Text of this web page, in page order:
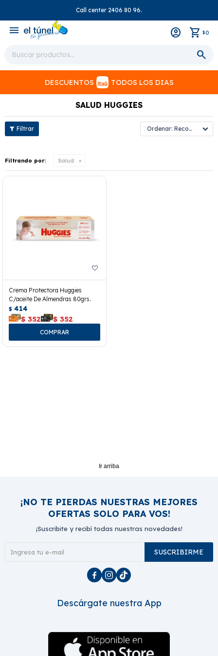
Call center 2406 80 96.
menu $0
DESCUENTOS TODOS LOS DIAS
SALUD HUGGIES
Recomendados
Filtrando por: Salud
Crema Protectora Huggies
C/aceite De Almendras 80grs.
$ 414
$ 352 $ 352
Ir arriba
¡NO TE PIERDAS NUESTRAS MEJORES
OFERTAS SOLO PARA VOS!
¡Suscribite y recibí todas nuestras novedades!
SUSCRIBIRME
  
Descárgate nuestra App
close